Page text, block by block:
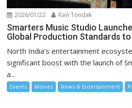
2026/01/22 Ravi Tondak
Smarters Music Studio
Global Production Standards
North India’s entertainment
significant boost with the launch of
a...
Events Movies News & Entertainment